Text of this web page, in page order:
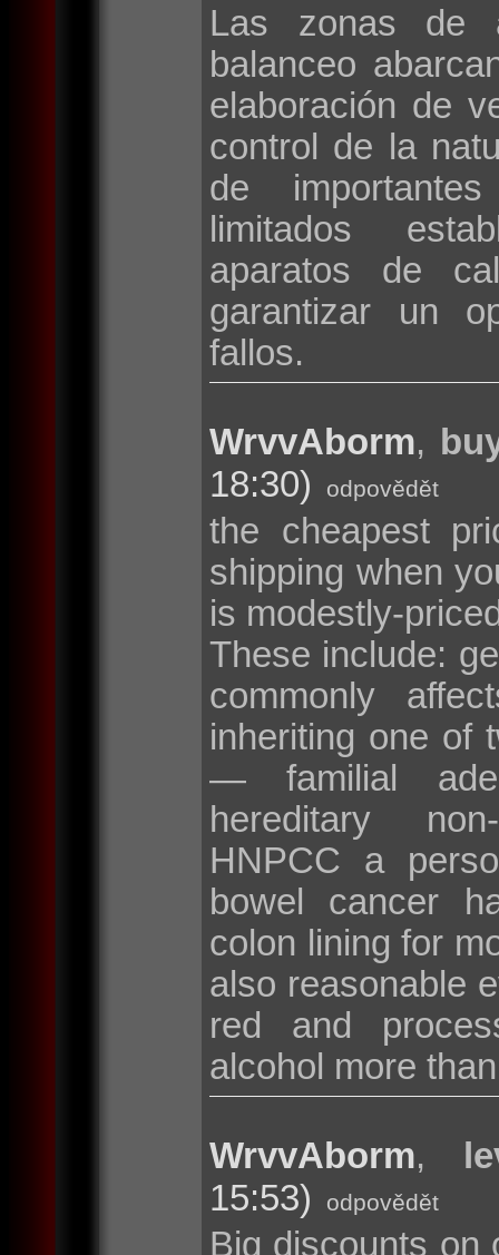
Las zonas de
balanceo
elaboración de
control de la
de
limitados
aparatos de
garantizar un
fallos.
WrvvAborm,
18:30)
odpovědět
the cheapest
shipping when
is modestly-
These include:
commonly
inheriting one of
— familial
hereditary
HNPCC a
bowel cancer
colon lining for
also reasonable
red and
alcohol more
WrvvAborm,
15:53)
odpovědět
Big discounts on